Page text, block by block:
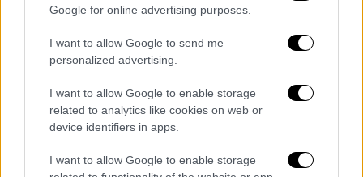
Google for online advertising purposes.
I want to allow Google to send me
personalized advertising.
I want to allow Google to enable storage
related to analytics like cookies on web or
device identifiers in apps.
I want to allow Google to enable storage